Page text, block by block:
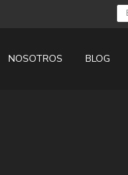
NOSOTROS BLOG